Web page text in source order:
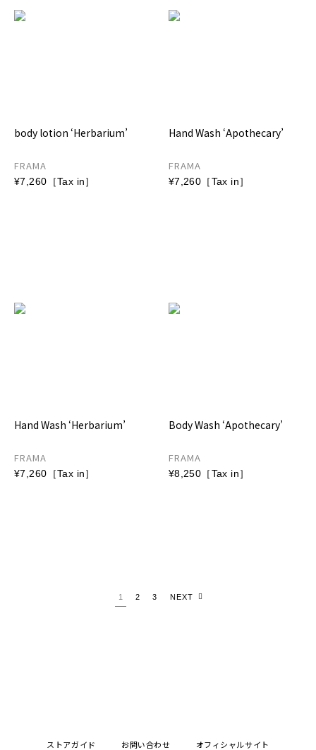
body lotion ‘Herbarium’
FRAMA
¥7,260［Tax in］
Hand Wash ‘Apothecary’
FRAMA
¥7,260［Tax in］
Hand Wash ‘Herbarium’
FRAMA
¥7,260［Tax in］
Body Wash ‘Apothecary’
FRAMA
¥8,250［Tax in］
1 2 3 NEXT
ストアガイド お問い合わせ オフィシャルサイト